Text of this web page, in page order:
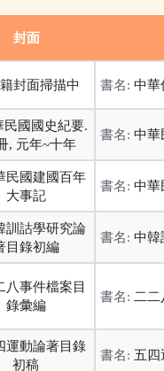
封面
書名: 中華
書名: 中華
書名: 中華
書名: 中韓
書名: 二
書名: 五四